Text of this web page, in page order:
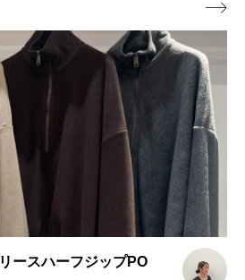
人気のアウターが帰ってきました！
